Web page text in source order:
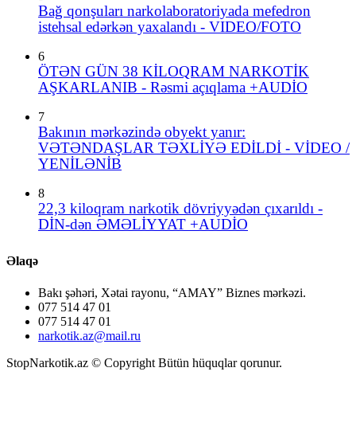
Bağ qonşuları narkolaboratoriyada mefedron
istehsal edərkən yaxalandı - VIDEO/FOTO
6
ÖTƏN GÜN 38 KİLOQRAM NARKOTİK
AŞKARLANIB - Rəsmi açıqlama +AUDİO
7
Bakının mərkəzində obyekt yanır:
VƏTƏNDAŞLAR TƏXLİYƏ EDİLDİ - VİDEO /
YENİLƏNİB
8
22,3 kiloqram narkotik dövriyyədən çıxarıldı -
DİN-dən ƏMƏLİYYAT +AUDİO
Əlaqə
Bakı şəhəri, Xətai rayonu, “AMAY” Biznes mərkəzi.
077 514 47 01
077 514 47 01
narkotik.az@mail.ru
StopNarkotik.az © Copyright Bütün hüquqlar qorunur.